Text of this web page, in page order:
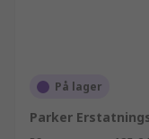
På lager
Parker